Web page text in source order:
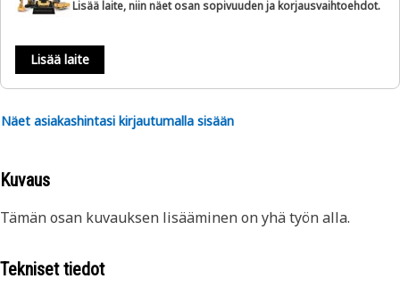
Lisää laite, niin näet osan sopivuuden ja korjausvaihtoehdot.
Lisää laite
Näet asiakashintasi kirjautumalla sisään
Kuvaus
Tämän osan kuvauksen lisääminen on yhä työn alla.
Tekniset tiedot